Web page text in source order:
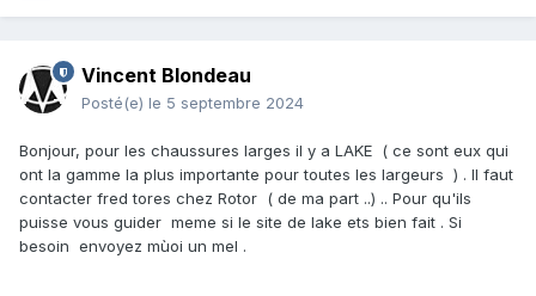
Vincent Blondeau
Posté(e) le 5 septembre 2024
Bonjour, pour les chaussures larges il y a LAKE ( ce sont eux qui
ont la gamme la plus importante pour toutes les largeurs ) . Il faut
contacter fred tores chez Rotor ( de ma part ..) .. Pour qu'ils
puisse vous guider meme si le site de lake ets bien fait . Si
besoin envoyez mùoi un mel .